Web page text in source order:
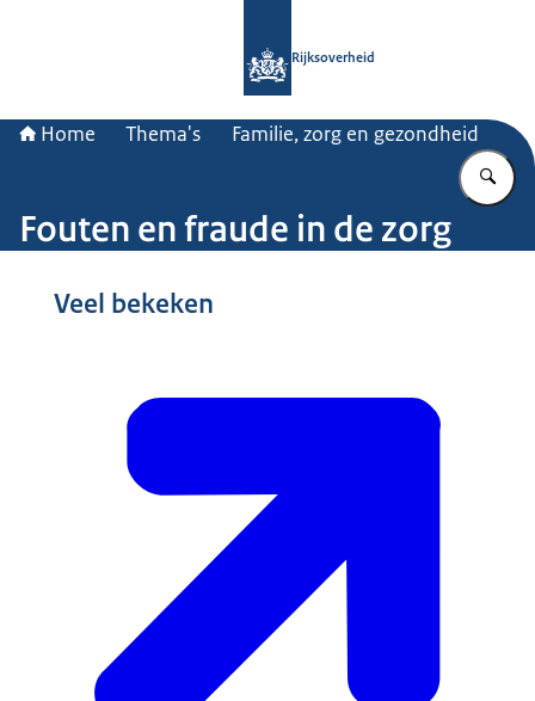
Rijksoverheid
Home Thema's Familie, zorg en gezondheid
Fouten en fraude in de zorg
Veel bekeken